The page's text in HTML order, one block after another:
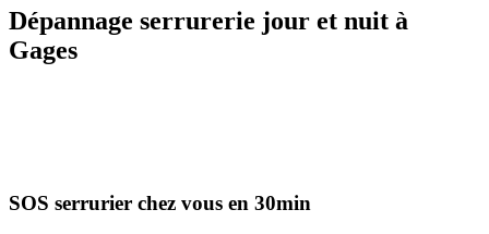
Dépannage serrurerie jour et nuit à
Gages
SOS serrurier chez vous en 30min